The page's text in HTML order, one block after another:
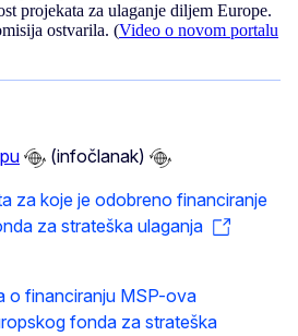
projekata za ulaganje diljem Europe.
ostvarila. (Video o novom portalu
(infočlanak)
za koje je odobreno financiranje
za strateška ulaganja
o financiranju MSP-ova
fonda za strateška